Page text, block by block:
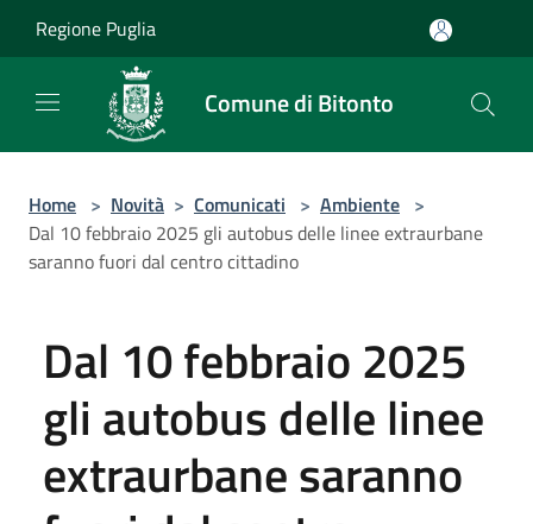
Regione Puglia
Comune di Bitonto
Home > Novità > Comunicati > Ambiente >
Dal 10 febbraio 2025 gli autobus delle linee extraurbane
saranno fuori dal centro cittadino
Dal 10 febbraio 2025
gli autobus delle linee
extraurbane saranno